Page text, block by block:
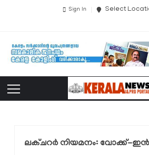
Sign In Select
ലക്ചറര്‍ നിയമനം: വോക്ക്-ഇന്‍